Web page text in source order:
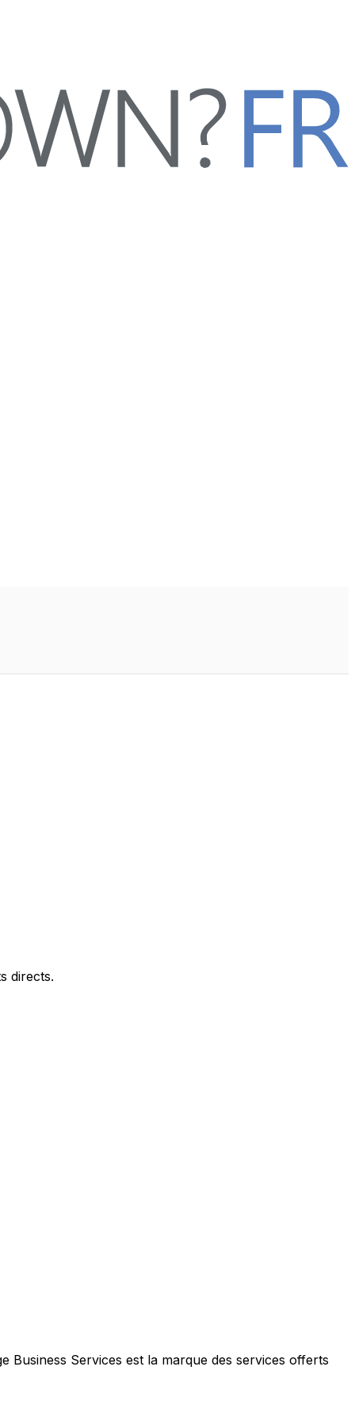
directs.
Business Services est la marque des services offerts